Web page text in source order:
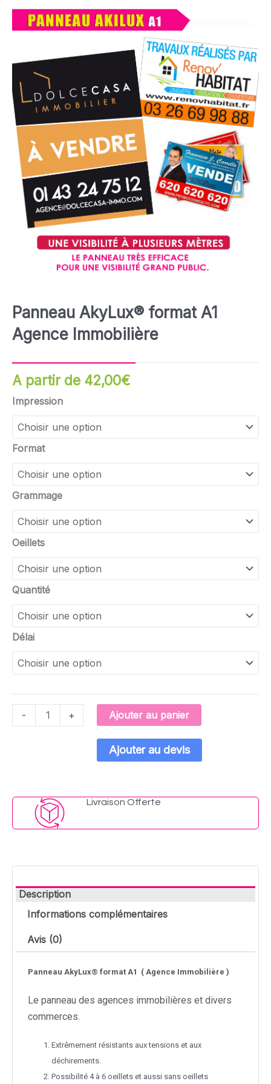
Panneau AkyLux® format A1
Agence Immobilière
A partir de 42,00€
Impression
Format
Grammage
Oeillets
Quantité
Délai
-
quantité
de
Panneau
AkyLux®
format
A1
Agence
Immobilière
+ Ajouter au panier
Ajouter au devis
Livraison Offerte​
Description
Informations complémentaires
Avis (0)
Panneau AkyLux® format A1 ( Agence Immobilière )
Le panneau des agences immobilières et divers
commerces.
Extrêmement résistants aux tensions et aux
déchirements.
Possibilité 4 à 6 oeillets et aussi sans oeillets